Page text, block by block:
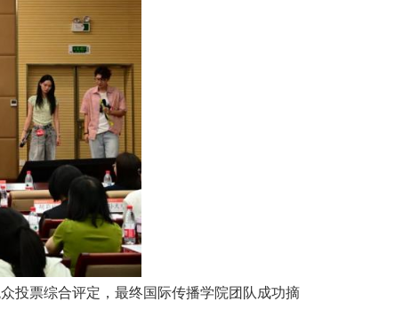
投票综合评定，最终国际传播学院团队成功摘